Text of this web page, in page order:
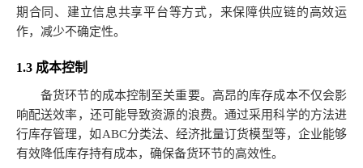
期合同、建立信息共享平台等方式，来保障供应链的高效运
作，减少不确定性。
1.3 成本控制
备货环节的成本控制至关重要。高昂的库存成本不仅会影
响配送效率，还可能导致资源的浪费。通过采用科学的方法进
行库存管理，如ABC分类法、经济批量订货模型等，企业能够
有效降低库存持有成本，确保备货环节的高效性。